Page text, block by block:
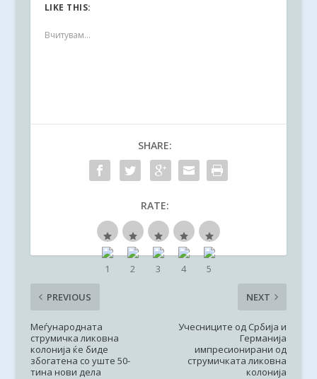
LIKE THIS:
Вчитувам...
SHARE:
RATE:
PREVIOUS
Меѓународната
струмичка ликовна
колонија ќе биде
збогатена со уште 50-
тина нови дела
NEXT
Учесниците од Србија и
Германија
импресионирани од
струмичката ликовна
колонија